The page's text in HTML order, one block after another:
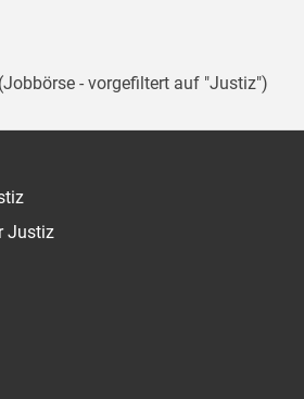
(Jobbörse - vorgefiltert auf "Justiz")
Justiz